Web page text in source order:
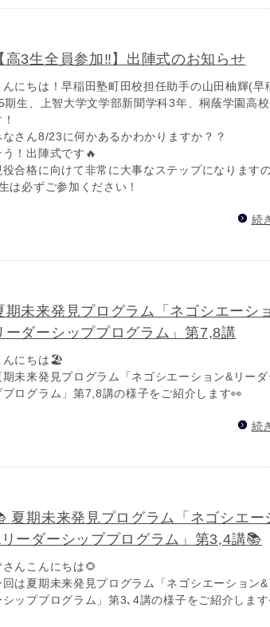
高3生全員参加‼】出陣式のお知らせ
んにちは！早稲田塾町田校担任助手の山田柚輝(早
期生、上智大学文学部新聞学科3年、桐蔭学園高
なさん8/23に何かあるかわかりますか？？
う！出陣式です🔥
役合格に向けて非常に大事なステップになります
は必ずご参加ください！
続
期未来発見プログラム「ネゴシエーシ
ーダーシッププログラム」第7,8講
んにちは🏖️
期未来発見プログラム「ネゴシエーション&リーダ
プログラム」第7,8講の様子をご紹介します👀
続
夏期未来発見プログラム「ネゴシエー
ーダーシッププログラム」第3,4講📚
さんこんにちは🌻
回は夏期未来発見プログラム「ネゴシエーション
シッププログラム」第3､4講の様子をご紹介します